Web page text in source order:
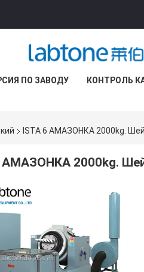
ПО ЗАВОДУ КОНТРОЛЬ
ISTA 6 АМАЗОНКА 2000kg.
АМАЗОНКА 2000kg.